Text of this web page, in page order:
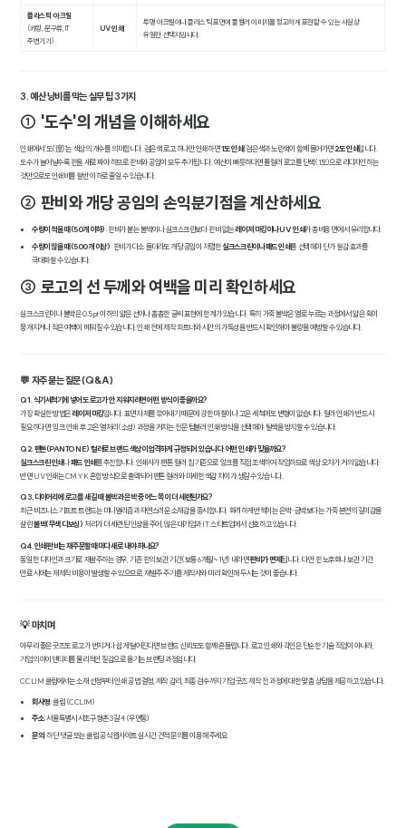
플라스틱·아크릴
(키링, 문구류, IT
주변기기)
UV 인쇄
투명 아크릴이나 플라스틱 표면에 풀컬러 이미지를 정교하게 표현할 수 있는 사실상
유일한 선택지입니다.
3. 예산 낭비를 막는 실무 팁 3가지
① '도수'의 개념을 이해하세요
인쇄에서 '도(度)'는 색상의 개수를 의미합니다. 검은색 로고 하나만 인쇄하면1도 인쇄, 검은색과 노란색이 함께 들어가면 2도 인쇄입니다.
도수가 늘어날수록 판을 새로 짜야 하므로 판비와 공임이 모두 추가됩니다. 예산이 빠듯하다면 풀컬러 로고를 단색(1도)으로 리디자인하는
것만으로도 인쇄비를 절반 이하로 줄일 수 있습니다.
② 판비와 개당 공임의 손익분기점을 계산하세요
수량이 적을 때(50개 이하) : 판비가 붙는 불박이나 실크스크린보다 판비 없는 레이저 마킹이나 UV 인쇄가 총비용 면에서 유리합니다.
수량이 많을 때(500개 이상) : 판비가 다소 들더라도 개당 공임이 저렴한실크스크린이나 패드 인쇄를 선택해야 단가 절감 효과를
극대화할 수 있습니다.
③ 로고의 선 두께와 여백을 미리 확인하세요
실크스크린이나 불박은 0.5pt 이하의 얇은 선이나 촘촘한 글씨 표현에 한계가 있습니다. 특히 가죽 불박은 열로 누르는 과정에서 얇은 획이
뭉개지거나 작은 여백이 메워질 수 있습니다. 인쇄 전에 제작 파트너와 시안의 가독성을 반드시 확인해야 불량을 예방할 수 있습니다.
💬 자주 묻는 질문 (Q&A)
Q1. 식기세척기에 넣어도 로고가 안 지워지려면 어떤 방식이 좋을까요?
가장 확실한 방법은 레이저 마킹입니다. 표면 자체를 깎아내기 때문에 강한 마찰이나 고온 세척에도 변형이 없습니다. 컬러 인쇄가 반드시
필요하다면, 잉크 인쇄 후 고온 열처리(소성) 과정을 거치는 전문 텀블러 인쇄 방식을 선택해야 탈색을 방지할 수 있습니다.
Q2. 팬톤(PANTONE) 컬러로 브랜드 색상이 엄격하게 규정되어 있습니다. 어떤 인쇄가 맞을까요?
실크스크린 인쇄나패드 인쇄를 추천합니다. 인쇄사가 팬톤 컬러 칩 기준으로 잉크를 직접 조색하여 작업하므로 색상 오차가 거의 없습니다.
반면 UV 인쇄는 CMYK 혼합 방식으로 출력되어 팬톤 컬러와 미세한 색감 차이가 생길 수 있습니다.
Q3. 다이어리에 로고를 새길 때 불박과 은박 중 어느 쪽이 더 세련된가요?
최근 비즈니스 기프트 트렌드는 미니멀리즘과 자연스러운 소재감을 중시합니다. 화려하게 반짝이는 은박·금박보다는 가죽 본연의 깊이감을
살린불박(무색 디보싱) 처리가 더 세련된 인상을 주어, 많은 대기업과 IT 스타트업에서 선호하고 있습니다.
Q4. 인쇄 판비는 재주문할 때마다 새로 내야 하나요?
동일한 디자인과 크기로 재발주하는 경우, 기존 판의 보관 기간(보통 6개월~1년) 내라면판비가 면제 됩니다. 다만 판 노후화나 보관 기간
만료 시에는 재제작 비용이 발생할 수 있으므로, 재발주 주기를 제작사와 미리 확인해 두시는 것이 좋습니다.
💡 마치며
아무리 좋은 굿즈도 로고가 번지거나 쉽게 떨어진다면 브랜드 신뢰도도 함께 흔들립니다. 로고 인쇄와 각인은 단순한 기술 작업이 아니라,
기업의 아이덴티티를 물리적인 질감으로 옮기는 브랜딩 과정입니다.
CCLIM 클림에서는 소재 선정부터 인쇄 공법 결정, 제작 감리, 최종 검수까지 기업 굿즈 제작 전 과정에 대한 맞춤 상담을 제공하고 있습니다.
회사명: 클림 (CCLIM)
주소: 서울특별시 서초구 형촌3길 4 (우면동)
문의: 하단 댓글 또는 클림 공식 웹사이트 실시간 견적 문의를 이용해 주세요.